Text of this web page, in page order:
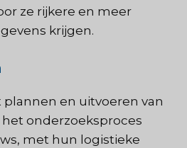
ze rijkere en meer
krijgen.
en uitvoeren van
onderzoeksproces
met hun logistieke